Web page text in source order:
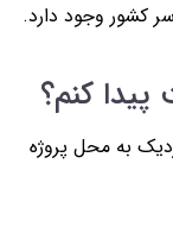
کشور وجود دارد.
کنم؟
به محل پروژه